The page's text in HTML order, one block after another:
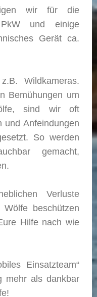
wir für die
PkW und einige
Gerät ca.
Wildkameras.
Bemühungen um
sind wir oft
und Anfeindungen
So werden
gemacht,
Verluste
beschützen
Hilfe nach wie
Einsatzteam“
mehr als dankbar